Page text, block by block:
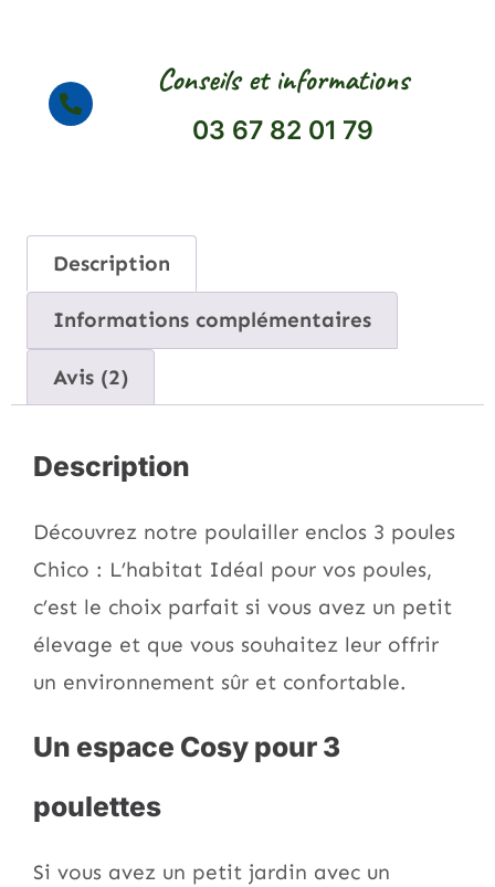
Conseils et informations
03 67 82 01 79
Description
Informations complémentaires
Avis (2)
Description
Découvrez notre poulailler enclos 3 poules
Chico : L’habitat Idéal pour vos poules,
c’est le choix parfait si vous avez un petit
élevage et que vous souhaitez leur offrir
un environnement sûr et confortable.
Un espace Cosy pour 3
poulettes
Si vous avez un petit jardin avec un